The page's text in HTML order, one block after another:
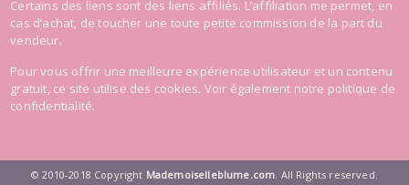
Certains des liens sont des liens affiliés. L’affiliation me permet, en
cas d’achat, de toucher une toute petite commission de la part du
vendeur.
Pour vous offrir une meilleure expérience utilisateur et un contenu
gratuit, ce site utilise des cookies. Voir également notre politique de
confidentialité.
© 2010-2018 Copyright Mademoiselleblume.com . All Rights reserved.